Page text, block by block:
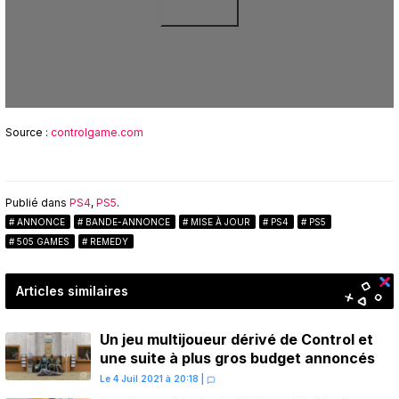
Source : controlgame.com
Publié dans PS4, PS5.
ANNONCE BANDE-ANNONCE MISE À JOUR PS4
PS5
505 GAMES
REMEDY
Articles similaires
Un jeu multijoueur dérivé de Control et
une suite à plus gros budget annoncés
Le 4 Juil 2021 à 20:18